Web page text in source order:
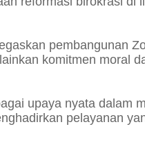
pembangunan
komitmen moral
upaya nyata dalam
pelayanan